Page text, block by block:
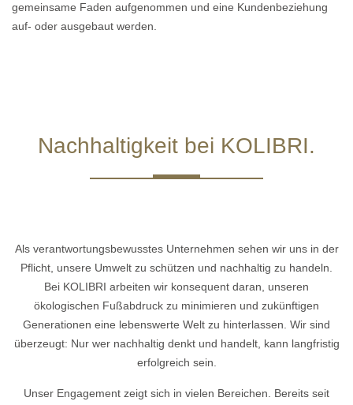
gemeinsame Faden aufgenommen und eine Kundenbeziehung
auf- oder ausgebaut werden.
Nachhaltigkeit bei KOLIBRI.
Als verantwortungsbewusstes Unternehmen sehen wir uns in der
Pflicht, unsere Umwelt zu schützen und nachhaltig zu handeln.
Bei KOLIBRI arbeiten wir konsequent daran, unseren
ökologischen Fußabdruck zu minimieren und zukünftigen
Generationen eine lebenswerte Welt zu hinterlassen. Wir sind
überzeugt: Nur wer nachhaltig denkt und handelt, kann langfristig
erfolgreich sein.
Unser Engagement zeigt sich in vielen Bereichen. Bereits seit